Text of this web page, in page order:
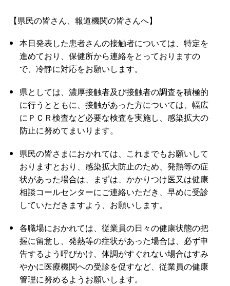
【県民の皆さん、報道機関の皆さんへ】
本日発表した患者さんの接触者については、特定を
進めており、保健所から連絡をとっておりますの
で、冷静に対応をお願いします。
県としては、濃厚接触者及び接触者の調査を積極的
に行うとともに、接触があった方については、幅広
にＰＣＲ検査など必要な検査を実施し、感染拡大の
防止に努めてまいります。
県民の皆さまにおかれては、これまでもお願いして
おりますとおり、感染拡大防止のため、発熱等の症
状があった場合は、まずは、かかりつけ医又は健康
相談コールセンターにご連絡いただき、早めに受診
していただきますよう、お願いします。
各職場におかれては、従業員の日々の健康状態の把
握に留意し、発熱等の症状があった場合は、必ず申
告するよう呼びかけ、体調がすぐれない場合はすみ
やかに医療機関への受診を促すなど、従業員の健康
管理に努めるようお願いします。